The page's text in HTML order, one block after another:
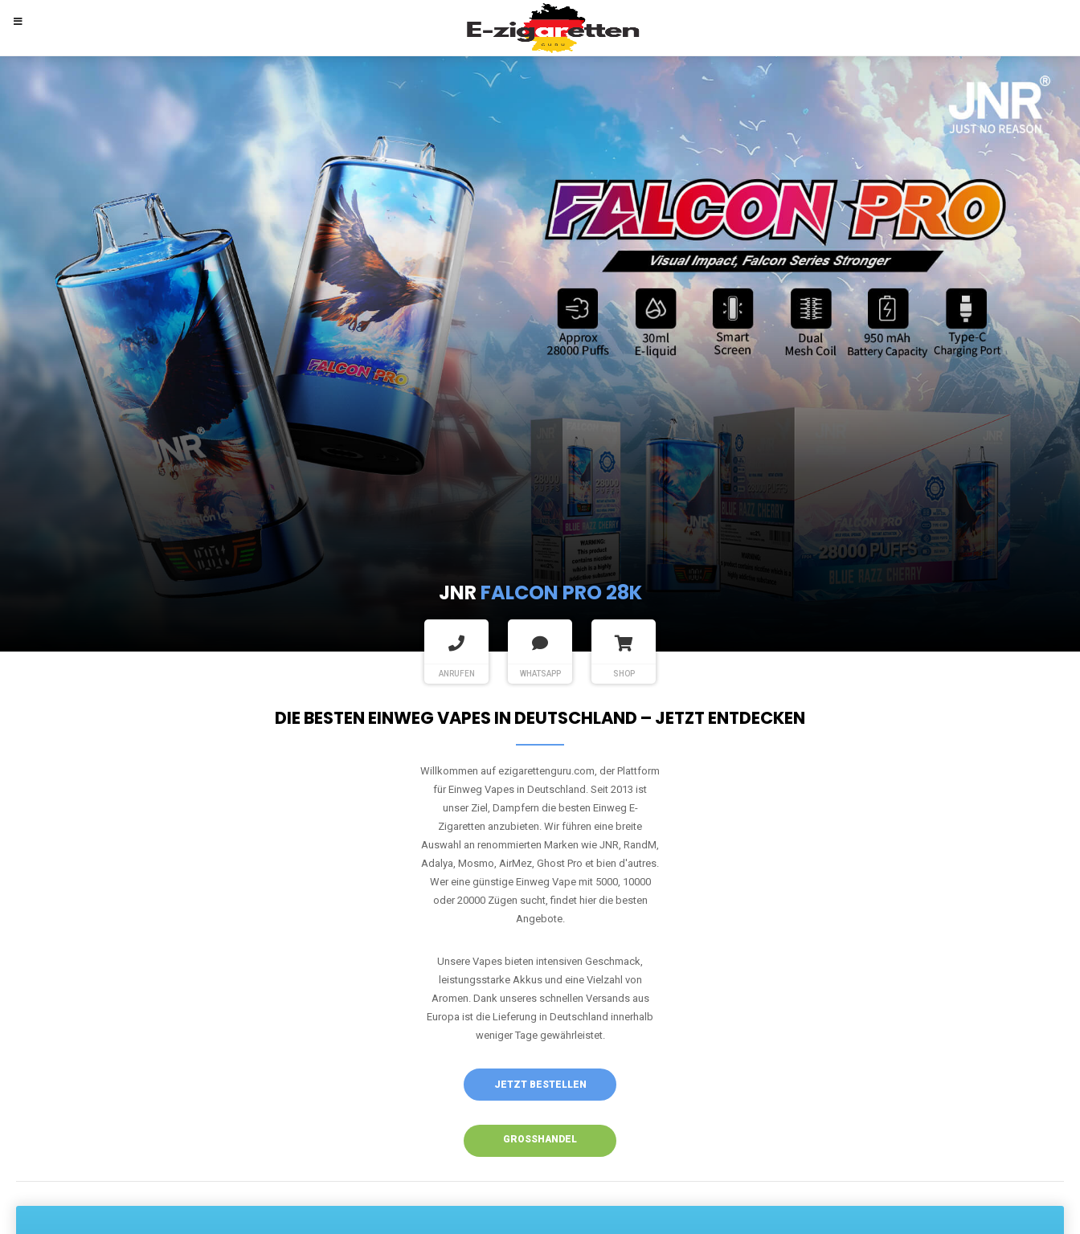
JNR FALCON PRO 28K
ANRUFEN WHATSAPP SHOP
DIE BESTEN EINWEG VAPES IN DEUTSCHLAND – JETZT ENTDECKEN
Willkommen auf ezigarettenguru.com, der Plattform
für Einweg Vapes in Deutschland. Seit 2013 ist
unser Ziel, Dampfern die besten Einweg E-
Zigaretten anzubieten. Wir führen eine breite
Auswahl an renommierten Marken wie JNR, RandM,
Adalya, Mosmo, AirMez, Ghost Pro et bien d'autres.
Wer eine günstige Einweg Vape mit 5000, 10000
oder 20000 Zügen sucht, findet hier die besten
Angebote.
Unsere Vapes bieten intensiven Geschmack,
leistungsstarke Akkus und eine Vielzahl von
Aromen. Dank unseres schnellen Versands aus
Europa ist die Lieferung in Deutschland innerhalb
weniger Tage gewährleistet.
JETZT BESTELLEN
GROSSHANDEL